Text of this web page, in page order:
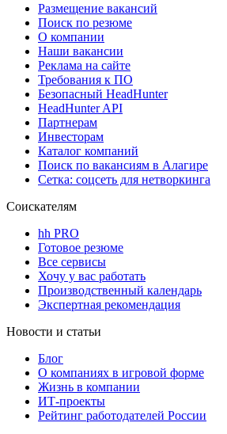
Размещение вакансий
Поиск по резюме
О компании
Наши вакансии
Реклама на сайте
Требования к ПО
Безопасный HeadHunter
HeadHunter API
Партнерам
Инвесторам
Каталог компаний
Поиск по вакансиям в Алагире
Сетка: соцсеть для нетворкинга
Соискателям
hh PRO
Готовое резюме
Все сервисы
Хочу у вас работать
Производственный календарь
Экспертная рекомендация
Новости и статьи
Блог
О компаниях в игровой форме
Жизнь в компании
ИТ-проекты
Рейтинг работодателей России